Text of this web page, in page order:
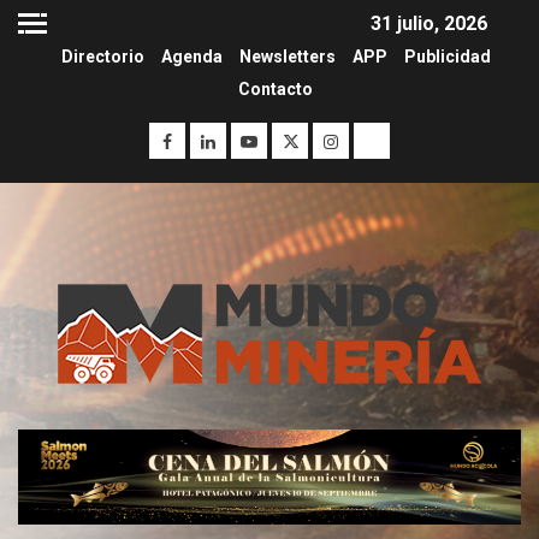
31 julio, 2026
Directorio Agenda Newsletters APP
Publicidad
Contacto